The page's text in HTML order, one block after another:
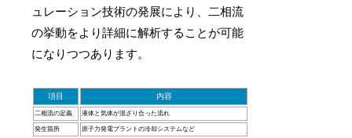
ュレーション技術の発展により、二相流
の挙動をより詳細に解析することが可能
になりつつあります。
項目 内容
二相流の定義 液体と気体が混ざり合った流れ
発生箇所 原子力発電プラントの冷却システムなど